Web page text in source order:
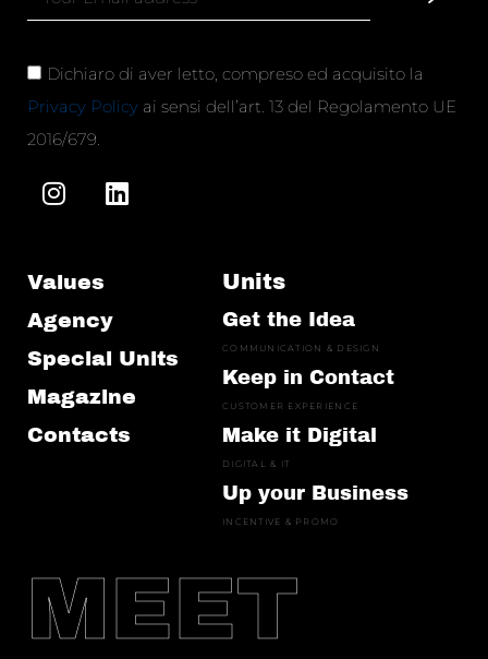
Dichiaro di aver letto, compreso ed acquisito la
Privacy Policy ai sensi dell’art. 13 del Regolamento UE
2016/679.
Values
Agency
Special Units
Magazine
Contacts
Units
Get the Idea
COMMUNICATION & DESIGN
Keep in Contact
CUSTOMER EXPERIENCE
Make it Digital
DIGITAL & IT
Up your Business
INCENTIVE & PROMO
MEET